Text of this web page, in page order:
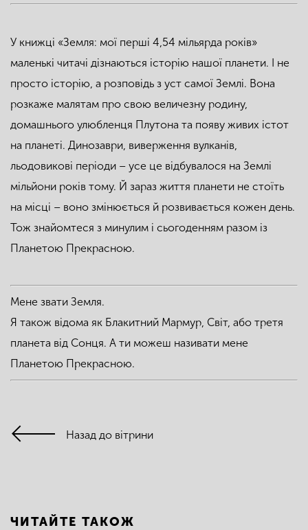
У книжці «Земля: мої перші 4,54 мільярда років»
маленькі читачі дізнаються історію нашої планети. І не
просто історію, а розповідь з уст самої Землі. Вона
розкаже малятам про свою величезну родину,
домашнього улюбленця Плутона та появу живих істот
на планеті. Динозаври, виверження вулканів,
льодовикові періоди – усе це відбувалося на Землі
мільйони років тому. Й зараз життя планети не стоїть
на місці – воно змінюється й розвивається кожен день.
Тож знайомтеся з минулим і сьогоденням разом із
Планетою Прекрасною.
Мене звати Земля.
Я також відома як Блакитний Мармур, Світ, або третя
планета від Сонця. А ти можеш називати мене
Планетою Прекрасною.
Назад до вітрини
ЧИТАЙТЕ ТАКОЖ